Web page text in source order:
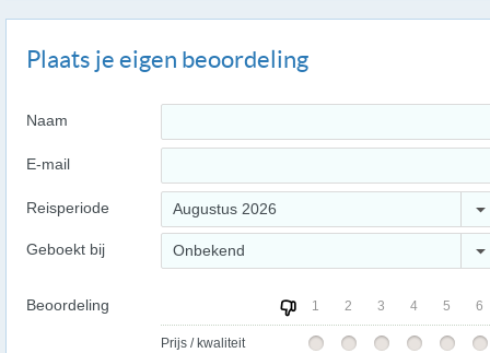
Plaats je eigen beoordeling
Naam
E-mail
Reisperiode Augustus 2026
Geboekt bij Onbekend
Beoordeling 1 2 3 4 5 6
Prijs / kwaliteit